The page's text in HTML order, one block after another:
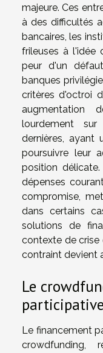
majeure. Ces
à des difficultés
bancaires, les
frileuses à l'idée
peur d'un
banques
critères d'octroi
augmentation
lourdement
dernières, ayant
poursuivre leur
position
dépenses
compromise,
dans certains
solutions de
contexte de
contraint devient
Le
participative
Le financement
crowdfunding,